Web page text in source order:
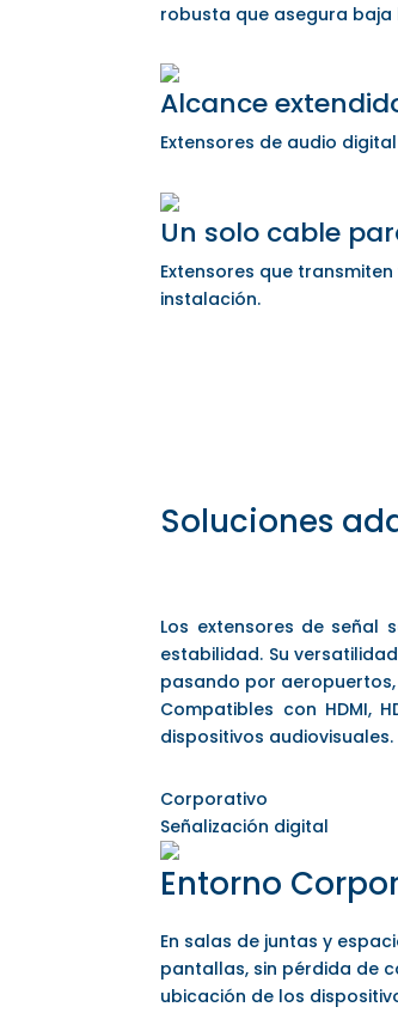
robusta que asegura baja
Alcance
Extensores de audio
Un solo cable
Extensores que
instalación.
Soluciones
Los extensores de señal
estabilidad. Su
pasando por
Compatibles con HDMI,
dispositivos audiovisuales.
Corporativo
Señalización digital
Entorno
En salas de juntas y
pantallas, sin pérdida de
ubicación de los